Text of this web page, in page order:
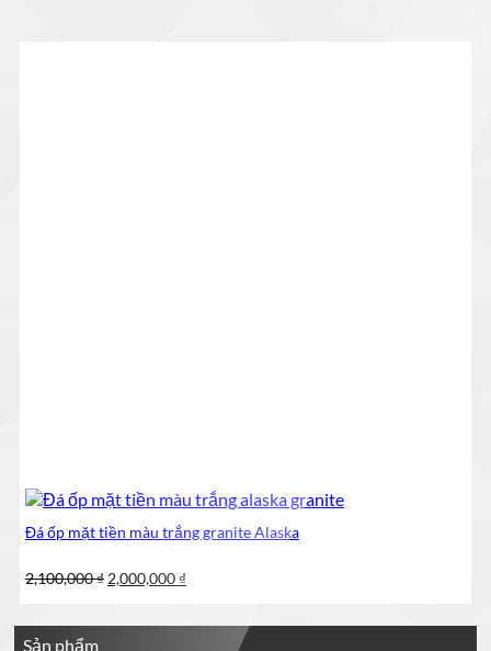
Đá ốp mặt tiền màu trắng granite Alaska
2,100,000₫ Giá
2,000,000 ₫
Sản phẩm